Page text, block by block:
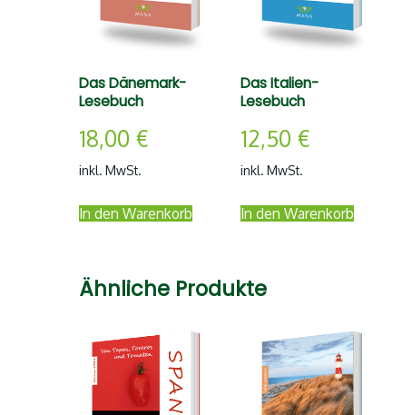
Das Dänemark-
Lesebuch
18,00 €
inkl. MwSt.
In den Warenkorb
Das Italien-
Lesebuch
12,50 €
inkl. MwSt.
In den Warenkorb
Ähnliche Produkte